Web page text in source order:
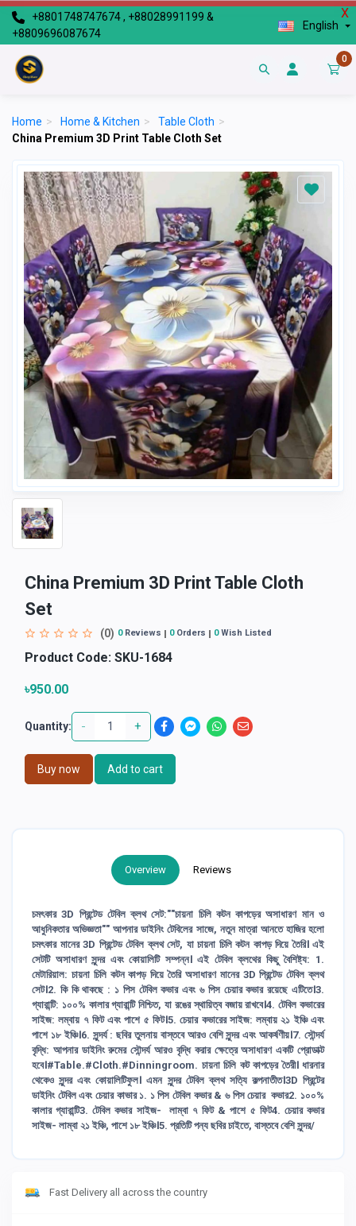
X
+8801748747674 , +88028991199 &
+8809696087674
English
0
Home > Home & Kitchen > Table Cloth >
China Premium 3D Print Table Cloth Set
China Premium 3D Print Table Cloth
Set
(0) 0Reviews 0Orders 0Wish Listed
Product Code: SKU-1684
৳950.00
Quantity: - +
Buy now Add to cart
Overview Reviews
চমৎকার 3D প্রিন্টেড টেবিল ক্লথ সেট:""চায়না চিলি কটন কাপড়ের অসাধারণ মান ও
আধুনিকতার অভিজ্ঞতা"" আপনার ডাইনিং টেবিলের সাজে, নতুন মাত্রা আনতে হাজির হলো
চমৎকার মানের 3D প্রিন্টেড টেবিল ক্লথ সেট, যা চায়না চিলি কটন কাপড় দিয়ে তৈরি। এই
সেটটি অসাধারণ সুন্দর এবং কোয়ালিটি সম্পন্ন। এই টেবিল ক্লথের কিছু বৈশিষ্ট্য: 1.
মেটারিয়াল: চায়না চিলি কটন কাপড় দিয়ে তৈরি অসাধারণ মানের 3D প্রিন্টেড টেবিল ক্লথ
সেট।2. কি কি থাকছে : ১ পিস টেবিল কভার এবং ৬ পিস চেয়ার কভার রয়েছে এটিতে।3.
গ্যারান্টি: ১০০% কালার গ্যারান্টি নিশ্চিত, যা রঙের স্থায়িত্ব বজায় রাখবে।4. টেবিল কভারের
সাইজ: লম্বায় ৭ ফিট এবং পাশে ৫ ফিট।5. চেয়ার কভারের সাইজ: লম্বায় ২১ ইঞ্চি এবং
পাশে ১৮ ইঞ্চি।6. সুন্দর্য : ছবির তুলনায় বাস্তবে আরও বেশি সুন্দর এবং আকর্ষণীয়।7. সৌন্দর্য
বৃদ্ধি: আপনার ডাইনিং রুমের সৌন্দর্য আরও বৃদ্ধি করার ক্ষেত্রে অসাধারণ একটি প্রোডাক্ট
হবে।#Table.#Cloth.#Dinningroom. চায়না চিলি কট কাপড়ের তৈরী। ধারনার
থেকেও সুন্দর এবং কোয়ালিটিফুল। এমন সুন্দর টেবিল ক্লথ সত্যি কল্পনাতীত।3D প্রিন্টের
ডাইনিং টেবিল এবং চেয়ার কাভার ১. ১ পিস টেবিল কভার & ৬ পিস চেয়ার কভার2. ১০০%
কালার গ্যারান্টি3. টেবিল কভার সাইজ- লাম্বা ৭ ফিট & পাশে ৫ ফিট4. চেয়ার কভার
সাইজ- লাম্বা ২১ ইঞ্চি, পাশে ১৮ ইঞ্চি।5. প্রতিটি পন্য ছবির চাইতে, বাস্তবে বেশি সুন্দর/
Fast Delivery all across the country